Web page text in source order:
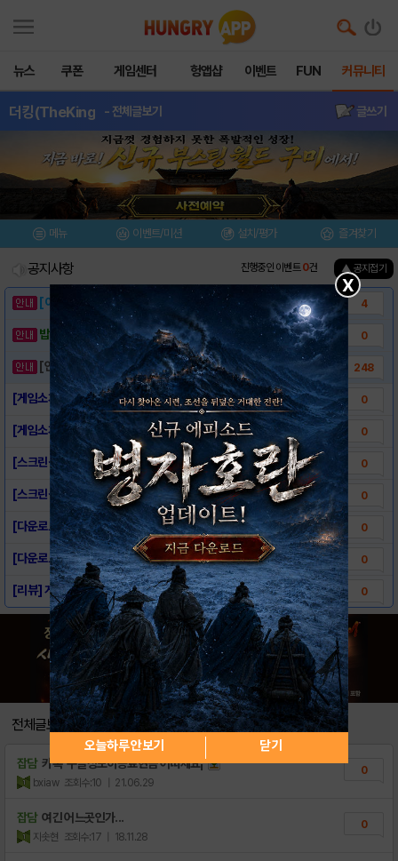
뉴스 쿠폰 게임센터 헝앱샵 이벤트 FUN 커뮤니티
더킹(TheKing - 전체글보기 글쓰기
메뉴 이벤트/미션 설치/평가 즐겨찾기
공지사항 진행중인 이벤트0건 ▲ 공지접기
[이벤트] 웃음으로 매일매일 해피! 유머 게시.. 4
밥알이의 헝앱통신 ⑲ “밥알이, 드디어 멀티를.. 0
[안내] 헝그리앱 필수 상식! 밥알 획득 안내.. 248
[게임소개] - 더킹 for Kakao 0
[게임소개] - 더킹 0
[스크린샷] - 더킹 for Kakao 0
[스크린샷] - 더킹 0
[다운로드링크] - 더킹 for Kakao 0
[다운로드링크] - 더킹 0
[리뷰] 게임에서 기사도를 느끼다, 더 킹 f.. 0
전체글보기
잡담 카톡 구글정보이용료현금 어떠세요¡
bxiaw 조회수:10 | 21.06.29
0
잡담 여긴 어느곳인가...
지솟현 조회수:17 | 18.11.28
0
X
오늘하루 안보기 닫기